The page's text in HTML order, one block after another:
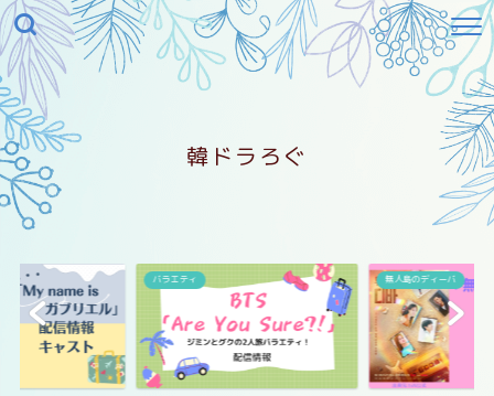
韓ドラろぐ
バラエティ 無人島のディーバ